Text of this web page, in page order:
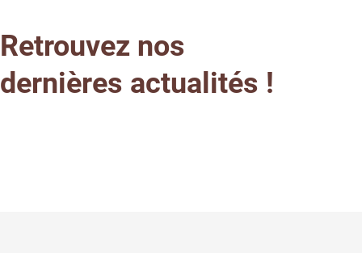
Retrouvez nos
dernières actualités !